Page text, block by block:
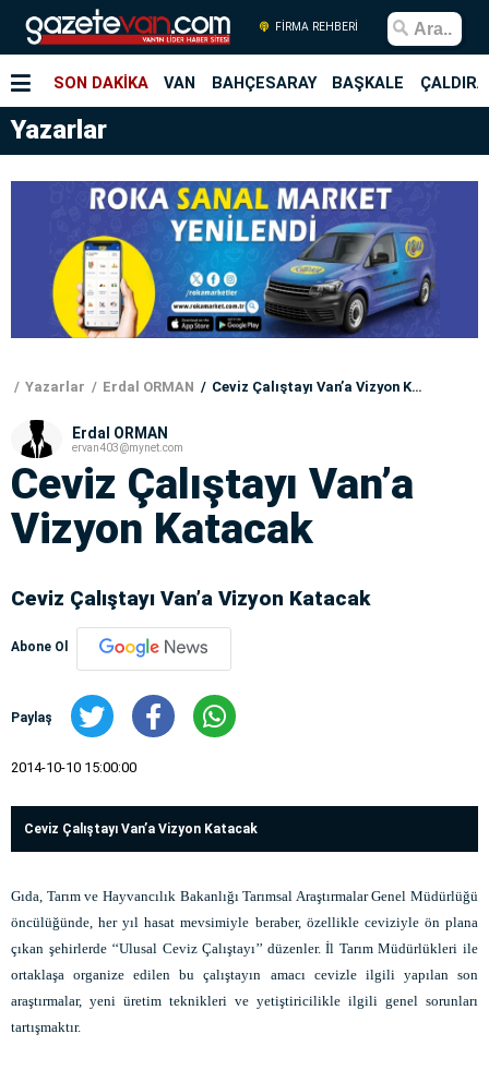
FİRMA REHBERİ
SON DAKİKA VAN BAHÇESARAY BAŞKALE
Yazarlar
Yazarlar Erdal ORMAN Ceviz Çalıştayı Van’a Vizyon Katacak
Erdal ORMAN
ervan403@mynet.com
Ceviz Çalıştayı Van’a
Vizyon Katacak
Ceviz Çalıştayı Van’a Vizyon Katacak
Abone Ol
Paylaş
2014-10-10 15:00:00
Ceviz Çalıştayı Van’a Vizyon Katacak
Gıda, Tarım ve Hayvancılık Bakanlığı Tarımsal Araştırmalar Genel Müdürlüğü
öncülüğünde, her yıl hasat mevsimiyle beraber, özellikle ceviziyle ön plana
çıkan şehirlerde ‘‘Ulusal Ceviz Çalıştayı’’ düzenler. İl Tarım Müdürlükleri ile
ortaklaşa organize edilen bu çalıştayın amacı cevizle ilgili yapılan son
araştırmalar, yeni üretim teknikleri ve yetiştiricilikle ilgili genel sorunları
tartışmaktır.